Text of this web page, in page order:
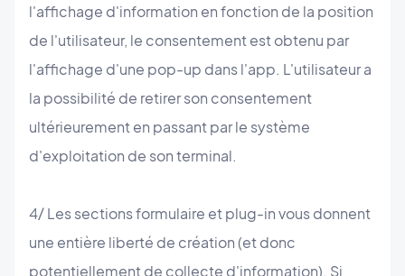
l'affichage d'information en fonction de la position
de l'utilisateur, le consentement est obtenu par
l'affichage d'une pop-up dans l'app. L'utilisateur a
la possibilité de retirer son consentement
ultérieurement en passant par le système
d'exploitation de son terminal.
4/ Les sections formulaire et plug-in vous donnent
une entière liberté de création (et donc
potentiellement de collecte d'information). Si